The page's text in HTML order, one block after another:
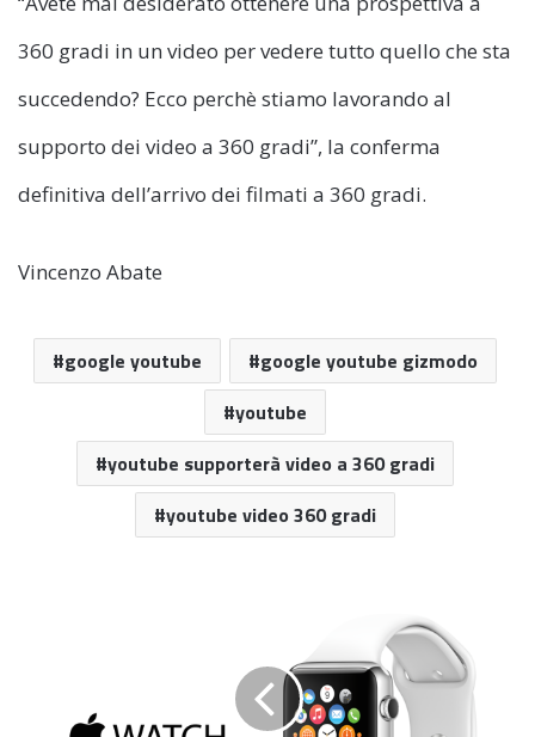
360 gradi in un video per vedere tutto quello che sta
succedendo? Ecco perchè stiamo lavorando al
supporto dei video a 360 gradi”, la conferma
definitiva dell’arrivo dei filmati a 360 gradi.
Vincenzo Abate
google youtube
google youtube gizmodo
youtube
youtube supporterà video a 360 gradi
youtube video 360 gradi